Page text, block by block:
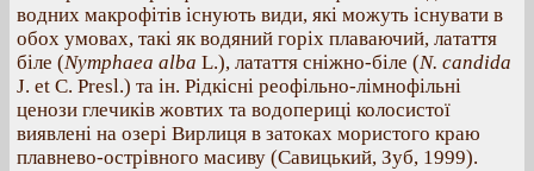
водних макрофітів існують види, які можуть існувати в
обох умовах, такі як водяний горіх плаваючий, латаття
біле (Nymphaea аlbа L.), латаття сніжно-біле (N. candida
J. et C. Presl.) та ін. Рідкісні реофільно-лімнофільні
ценози глечиків жовтих та водопериці колосистої
виявлені на озері Вирлиця в затоках мористого краю
плавнево-острівного масиву (Савицький, Зуб, 1999).